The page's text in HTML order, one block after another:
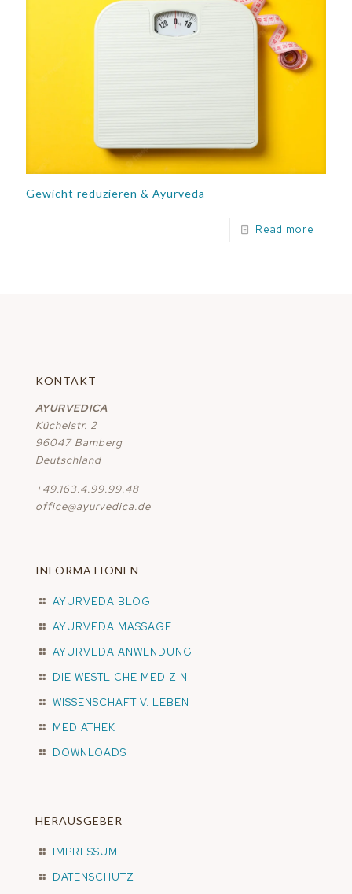
Gewicht reduzieren & Ayurveda
Read more
KONTAKT
AYURVEDICA
Küchelstr. 2
96047 Bamberg
Deutschland
+49.163.4.99.99.48
office@ayurvedica.de
INFORMATIONEN
AYURVEDA BLOG
AYURVEDA MASSAGE
AYURVEDA ANWENDUNG
DIE WESTLICHE MEDIZIN
WISSENSCHAFT V. LEBEN
MEDIATHEK
DOWNLOADS
HERAUSGEBER
IMPRESSUM
DATENSCHUTZ